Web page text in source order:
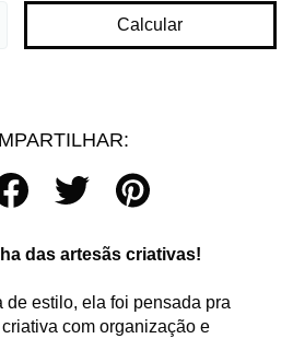
Calcular
das artesãs criativas!
de estilo, ela foi pensada pra
com organização e